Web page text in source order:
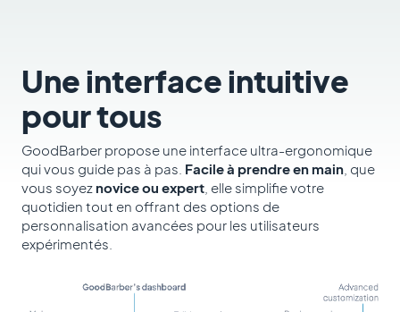
Une interface intuitive
pour tous
GoodBarber propose une interface ultra-ergonomique
qui vous guide pas à pas. Facile à prendre en main , que
vous soyez novice ou expert , elle simplifie votre
quotidien tout en offrant des options de
personnalisation avancées pour les utilisateurs
expérimentés.